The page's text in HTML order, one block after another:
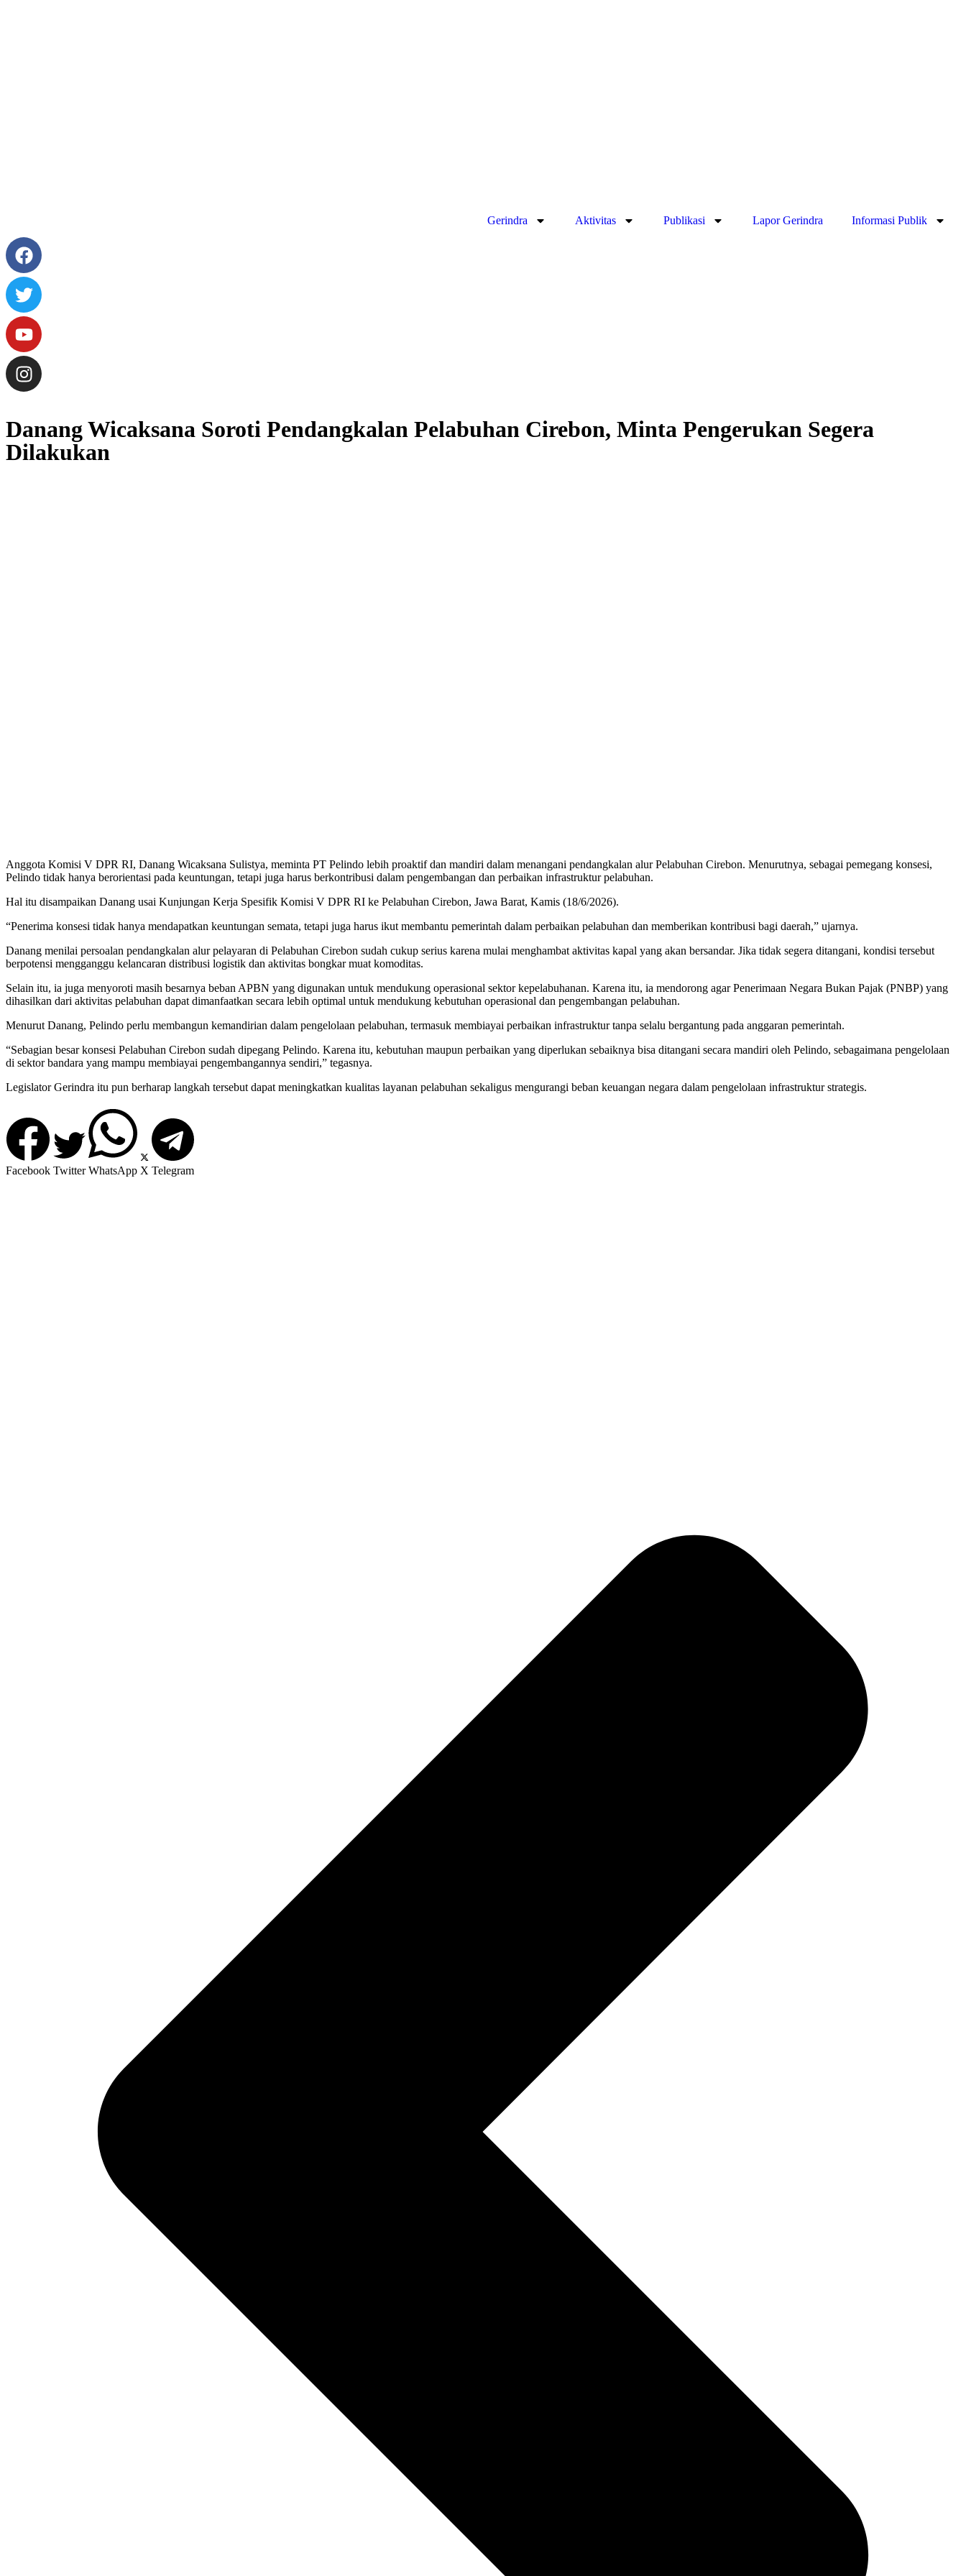
Gerindra Aktivitas Publikasi Lapor Gerindra Informasi Publik
Danang Wicaksana Soroti Pendangkalan Pelabuhan Cirebon, Minta Pengerukan Segera
Dilakukan
Anggota Komisi V DPR RI, Danang Wicaksana Sulistya, meminta PT Pelindo lebih proaktif dan mandiri dalam menangani pendangkalan alur Pelabuhan Cirebon. Menurutnya, sebagai pemegang konsesi,
Pelindo tidak hanya berorientasi pada keuntungan, tetapi juga harus berkontribusi dalam pengembangan dan perbaikan infrastruktur pelabuhan.
Hal itu disampaikan Danang usai Kunjungan Kerja Spesifik Komisi V DPR RI ke Pelabuhan Cirebon, Jawa Barat, Kamis (18/6/2026).
“Penerima konsesi tidak hanya mendapatkan keuntungan semata, tetapi juga harus ikut membantu pemerintah dalam perbaikan pelabuhan dan memberikan kontribusi bagi daerah,” ujarnya.
Danang menilai persoalan pendangkalan alur pelayaran di Pelabuhan Cirebon sudah cukup serius karena mulai menghambat aktivitas kapal yang akan bersandar. Jika tidak segera ditangani, kondisi tersebut
berpotensi mengganggu kelancaran distribusi logistik dan aktivitas bongkar muat komoditas.
Selain itu, ia juga menyoroti masih besarnya beban APBN yang digunakan untuk mendukung operasional sektor kepelabuhanan. Karena itu, ia mendorong agar Penerimaan Negara Bukan Pajak (PNBP) yang
dihasilkan dari aktivitas pelabuhan dapat dimanfaatkan secara lebih optimal untuk mendukung kebutuhan operasional dan pengembangan pelabuhan.
Menurut Danang, Pelindo perlu membangun kemandirian dalam pengelolaan pelabuhan, termasuk membiayai perbaikan infrastruktur tanpa selalu bergantung pada anggaran pemerintah.
“Sebagian besar konsesi Pelabuhan Cirebon sudah dipegang Pelindo. Karena itu, kebutuhan maupun perbaikan yang diperlukan sebaiknya bisa ditangani secara mandiri oleh Pelindo, sebagaimana pengelolaan
di sektor bandara yang mampu membiayai pengembangannya sendiri,” tegasnya.
Legislator Gerindra itu pun berharap langkah tersebut dapat meningkatkan kualitas layanan pelabuhan sekaligus mengurangi beban keuangan negara dalam pengelolaan infrastruktur strategis.
Facebook Twitter WhatsApp X Telegram